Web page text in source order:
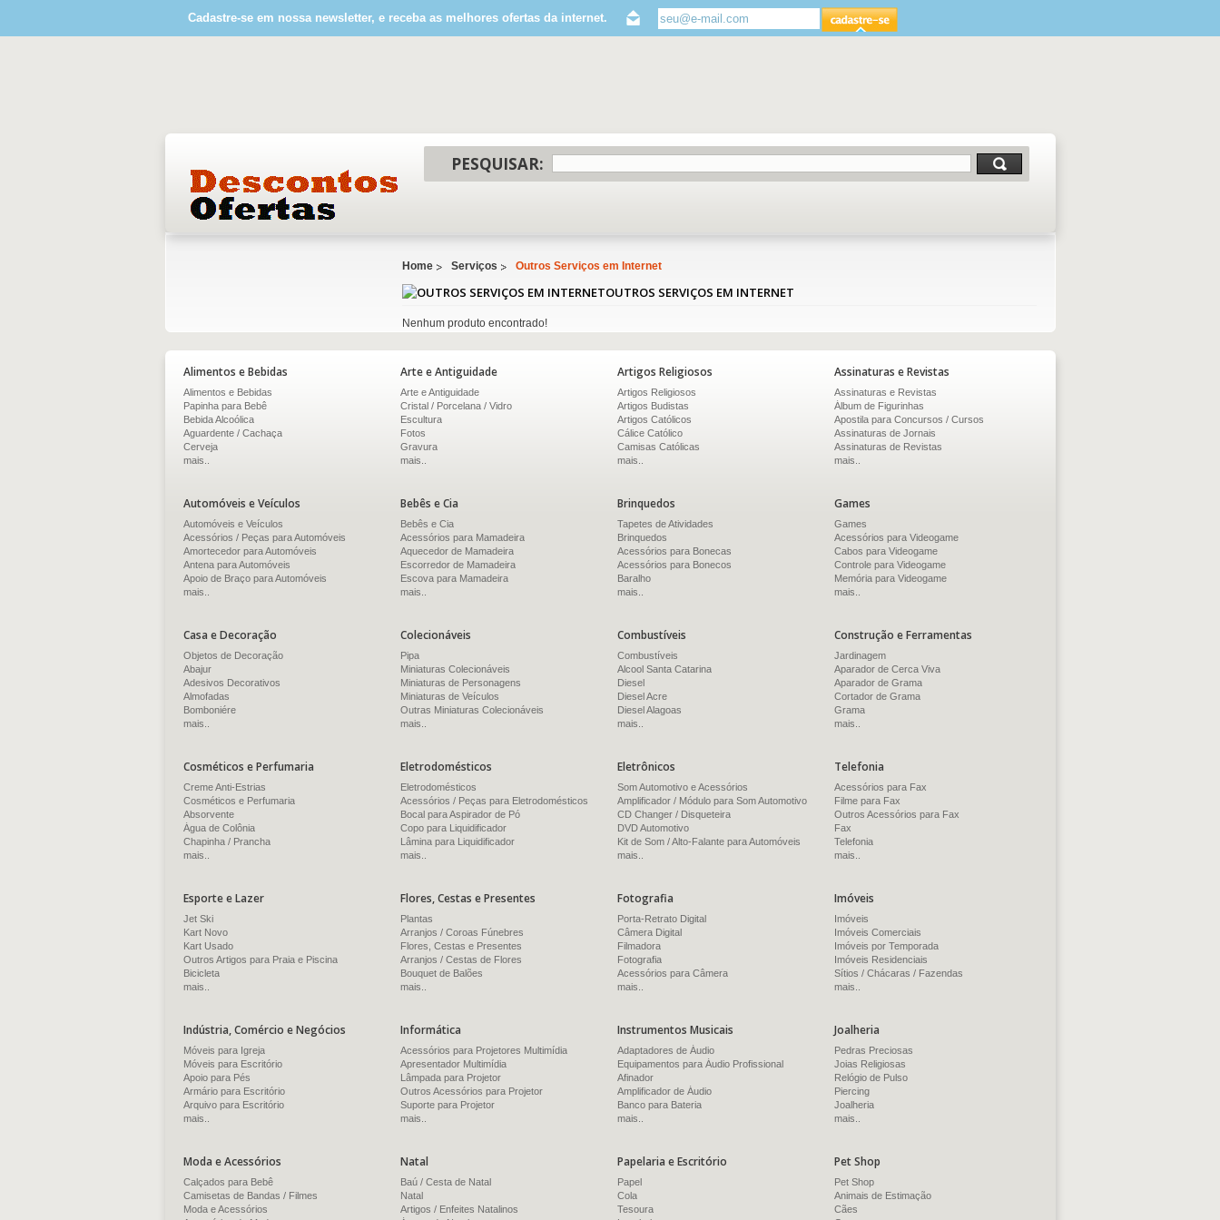
Cadastre-se em nossa newsletter, e receba as melhores ofertas da internet.
PESQUISAR:
Home Serviços Outros Serviços em Internet
OUTROS SERVIÇOS EM INTERNET
Nenhum produto encontrado!
Alimentos e Bebidas
Alimentos e Bebidas
Papinha para Bebê
Bebida Alcoólica
Aguardente / Cachaça
Cerveja
mais..
Arte e Antiguidade
Arte e Antiguidade
Cristal / Porcelana / Vidro
Escultura
Fotos
Gravura
mais..
Artigos Religiosos
Artigos Religiosos
Artigos Budistas
Artigos Católicos
Cálice Católico
Camisas Católicas
mais..
Assinaturas e Revistas
Assinaturas e Revistas
Álbum de Figurinhas
Apostila para Concursos / Cursos
Assinaturas de Jornais
Assinaturas de Revistas
mais..
Automóveis e Veículos
Automóveis e Veículos
Acessórios / Peças para Automóveis
Amortecedor para Automóveis
Antena para Automóveis
Apoio de Braço para Automóveis
mais..
Bebês e Cia
Bebês e Cia
Acessórios para Mamadeira
Aquecedor de Mamadeira
Escorredor de Mamadeira
Escova para Mamadeira
mais..
Brinquedos
Tapetes de Atividades
Brinquedos
Acessórios para Bonecas
Acessórios para Bonecos
Baralho
mais..
Games
Games
Acessórios para Videogame
Cabos para Videogame
Controle para Videogame
Memória para Videogame
mais..
Casa e Decoração
Objetos de Decoração
Abajur
Adesivos Decorativos
Almofadas
Bomboniére
mais..
Colecionáveis
Pipa
Miniaturas Colecionáveis
Miniaturas de Personagens
Miniaturas de Veículos
Outras Miniaturas Colecionáveis
mais..
Combustíveis
Combustíveis
Alcool Santa Catarina
Diesel
Diesel Acre
Diesel Alagoas
mais..
Construção e Ferramentas
Jardinagem
Aparador de Cerca Viva
Aparador de Grama
Cortador de Grama
Grama
mais..
Cosméticos e Perfumaria
Creme Anti-Estrias
Cosméticos e Perfumaria
Absorvente
Água de Colônia
Chapinha / Prancha
mais..
Eletrodomésticos
Eletrodomésticos
Acessórios / Peças para Eletrodomésticos
Bocal para Aspirador de Pó
Copo para Liquidificador
Lâmina para Liquidificador
mais..
Eletrônicos
Som Automotivo e Acessórios
Amplificador / Módulo para Som Automotivo
CD Changer / Disqueteira
DVD Automotivo
Kit de Som / Alto-Falante para Automóveis
mais..
Telefonia
Acessórios para Fax
Filme para Fax
Outros Acessórios para Fax
Fax
Telefonia
mais..
Esporte e Lazer
Jet Ski
Kart Novo
Kart Usado
Outros Artigos para Praia e Piscina
Bicicleta
mais..
Flores, Cestas e Presentes
Plantas
Arranjos / Coroas Fúnebres
Flores, Cestas e Presentes
Arranjos / Cestas de Flores
Bouquet de Balões
mais..
Fotografia
Porta-Retrato Digital
Câmera Digital
Filmadora
Fotografia
Acessórios para Câmera
mais..
Imóveis
Imóveis
Imóveis Comerciais
Imóveis por Temporada
Imóveis Residenciais
Sítios / Chácaras / Fazendas
mais..
Indústria, Comércio e Negócios
Móveis para Igreja
Móveis para Escritório
Apoio para Pés
Armário para Escritório
Arquivo para Escritório
mais..
Informática
Acessórios para Projetores Multimídia
Apresentador Multimídia
Lâmpada para Projetor
Outros Acessórios para Projetor
Suporte para Projetor
mais..
Instrumentos Musicais
Adaptadores de Áudio
Equipamentos para Áudio Profissional
Afinador
Amplificador de Áudio
Banco para Bateria
mais..
Joalheria
Pedras Preciosas
Joias Religiosas
Relógio de Pulso
Piercing
Joalheria
mais..
Moda e Acessórios
Calçados para Bebê
Camisetas de Bandas / Filmes
Moda e Acessórios
Natal
Baú / Cesta de Natal
Natal
Artigos / Enfeites Natalinos
Papelaria e Escritório
Papel
Cola
Tesoura
Pet Shop
Pet Shop
Animais de Estimação
Cães